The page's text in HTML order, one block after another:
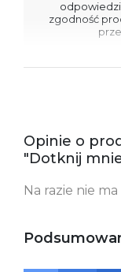
zgodność
Opinie o
"Dotknij
Na razie nie